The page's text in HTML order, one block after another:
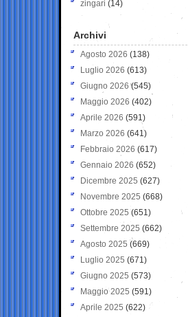
zingari (14)
Archivi
Agosto 2026 (138)
Luglio 2026 (613)
Giugno 2026 (545)
Maggio 2026 (402)
Aprile 2026 (591)
Marzo 2026 (641)
Febbraio 2026 (617)
Gennaio 2026 (652)
Dicembre 2025 (627)
Novembre 2025 (668)
Ottobre 2025 (651)
Settembre 2025 (662)
Agosto 2025 (669)
Luglio 2025 (671)
Giugno 2025 (573)
Maggio 2025 (591)
Aprile 2025 (622)